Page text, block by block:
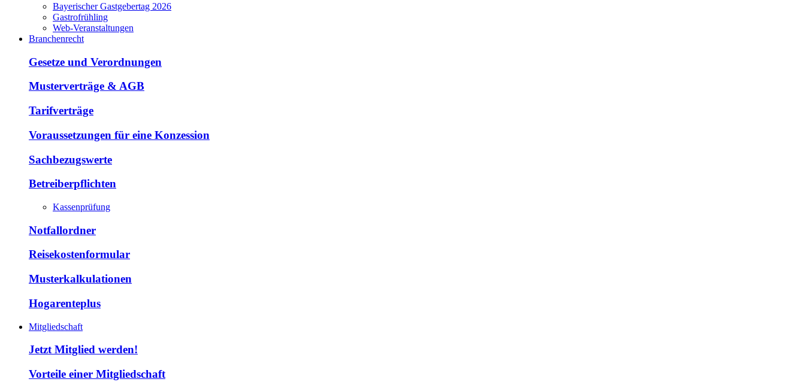
Bayerischer Gastgebertag 2026
Gastrofrühling
Web-Veranstaltungen
Branchenrecht
Gesetze und Verordnungen
Musterverträge & AGB
Tarifverträge
Voraussetzungen für eine Konzession
Sachbezugswerte
Betreiberpflichten
Kassenprüfung
Notfallordner
Reisekostenformular
Musterkalkulationen
Hogarenteplus
Mitgliedschaft
Jetzt Mitglied werden!
Vorteile einer Mitgliedschaft